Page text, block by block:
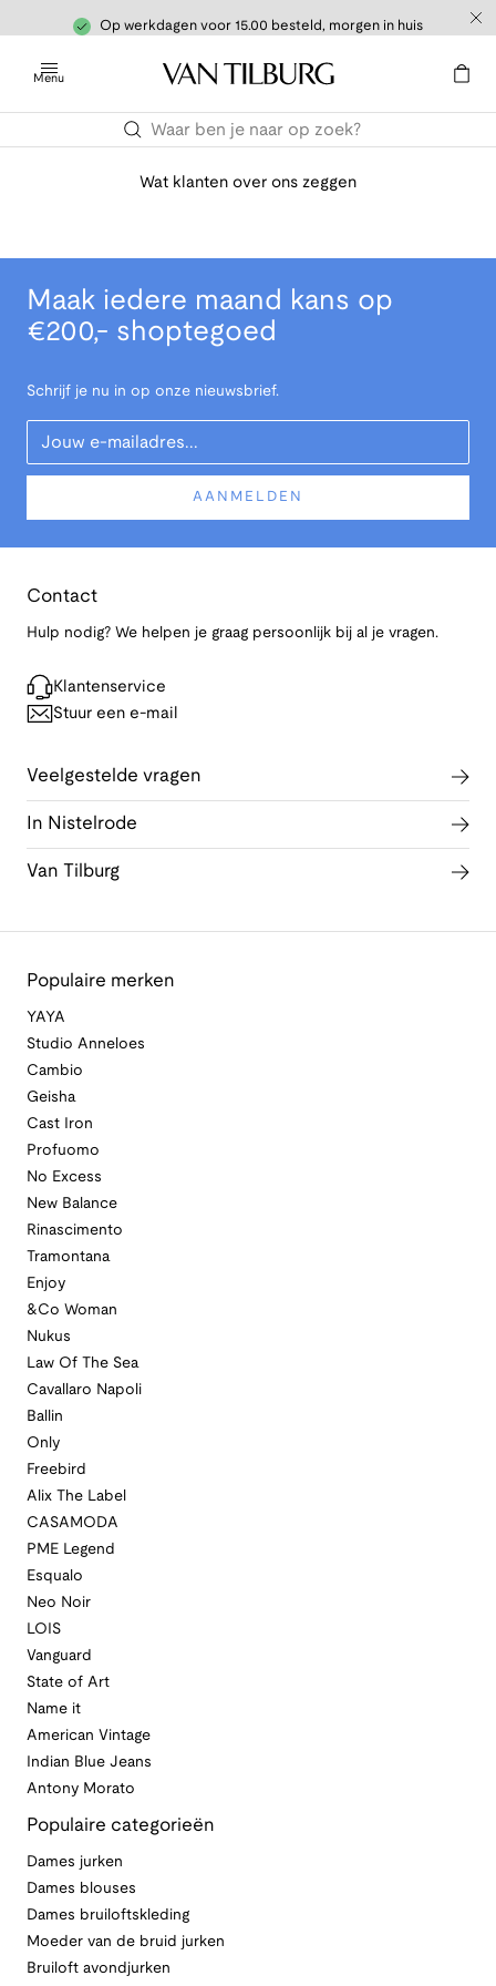
Op werkdagen voor 15.00 besteld, morgen in huis
Menu
Wat klanten over ons zeggen
Maak iedere maand kans op
€200,- shoptegoed
Schrijf je nu in op onze nieuwsbrief.
Your Email
AANMELDEN
Contact
Hulp nodig? We helpen je graag persoonlijk bij al je vragen.
Klantenservice
Stuur een e-mail
Veelgestelde vragen
In Nistelrode
Van Tilburg
Populaire merken
YAYA
Studio Anneloes
Cambio
Geisha
Cast Iron
Profuomo
No Excess
New Balance
Rinascimento
Tramontana
Enjoy
&Co Woman
Nukus
Law Of The Sea
Cavallaro Napoli
Ballin
Only
Freebird
Alix The Label
CASAMODA
PME Legend
Esqualo
Neo Noir
LOIS
Vanguard
State of Art
Name it
American Vintage
Indian Blue Jeans
Antony Morato
Populaire categorieën
Dames jurken
Dames blouses
Dames bruiloftskleding
Moeder van de bruid jurken
Bruiloft avondjurken